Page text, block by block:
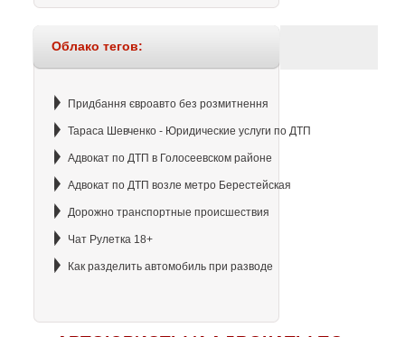
Облако тегов:
Придбання євроавто без розмитнення
Тараса Шевченко - Юридические услуги по ДТП
Адвокат по ДТП в Голосеевском районе
Адвокат по ДТП возле метро Берестейская
Дорожно транспортные происшествия
Чат Рулетка 18+
Как разделить автомобиль при разводе